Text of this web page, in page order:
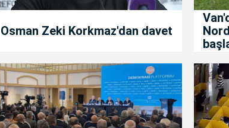
Osman Zeki Korkmaz'dan davet